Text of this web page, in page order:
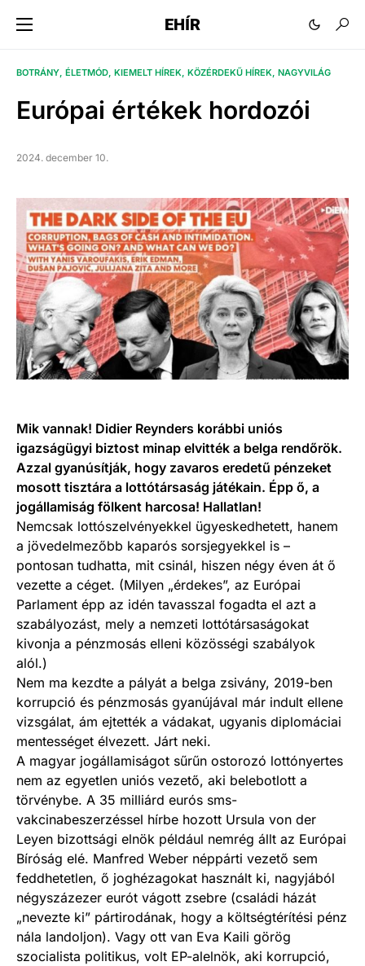
EHÍR
BOTRÁNY ÉLETMÓD KIEMELT HÍREK KÖZÉRDEKŰ HÍREK NAGYVILÁG
Európai értékek hordozói
2024. december 10.
Mik vannak! Didier Reynders korábbi uniós
igazságügyi biztost minap elvitték a belga rendőrök.
Azzal gyanúsítják, hogy zavaros eredetű pénzeket
mosott tisztára a lottótársaság játékain. Épp ő, a
jogállamiság fölkent harcosa! Hallatlan!
Nemcsak lottószelvényekkel ügyeskedhetett, hanem
a jövedelmezőbb kaparós sorsjegyekkel is –
pontosan tudhatta, mit csinál, hiszen négy éven át ő
vezette a céget. (Milyen „érdekes”, az Európai
Parlament épp az idén tavasszal fogadta el azt a
szabályozást, mely a nemzeti lottótársaságokat
kivonja a pénzmosás elleni közösségi szabályok
alól.)
Nem ma kezdte a pályát a belga zsivány, 2019-ben
korrupció és pénzmosás gyanújával már indult ellene
vizsgálat, ám ejtették a vádakat, ugyanis diplomáciai
mentességet élvezett. Járt neki.
A magyar jogállamiságot sűrűn ostorozó lottónyertes
nem az egyetlen uniós vezető, aki belebotlott a
törvénybe. A 35 milliárd eurós sms-
vakcinabeszerzéssel hírbe hozott Ursula von der
Leyen bizottsági elnök például nemrég állt az Európai
Bíróság elé. Manfred Weber néppárti vezető sem
feddhetetlen, ő joghézagokat használt ki, nagyjából
négyszázezer eurót vágott zsebre (családi házát
„nevezte ki” pártirodának, hogy a költségtérítési pénz
nála landoljon). Vagy ott van Eva Kaili görög
szocialista politikus, volt EP-alelnök, aki korrupció,